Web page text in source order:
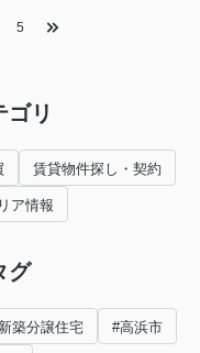
5
ゴリ
賃貸物件探し・契約
ア情報
グ
築分譲住宅 #高浜市